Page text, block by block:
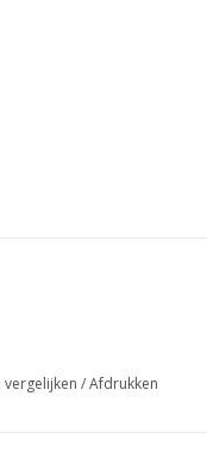
/Afdrukken